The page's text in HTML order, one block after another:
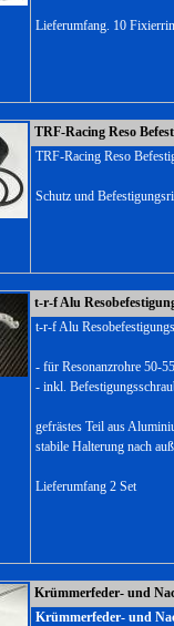
Lieferumfang. 10
TRF-Racing Reso
TRF-Racing Reso
Schutz und
t-r-f Alu
t-r-f Alu
- für Resonanzrohre 50-
- inkl.
gefrästes Teil aus
stabile Halterung nach
Lieferumfang 2 Set
Krümmerfeder- und
Krümmerfeder- und